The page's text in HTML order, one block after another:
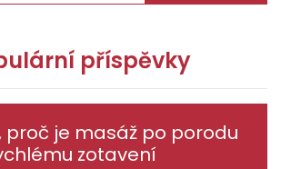
příspěvky
proč je masáž po porodu
zotavení